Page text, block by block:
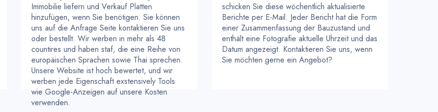
Immobilie liefern und Verkauf Platten
hinzufügen, wenn Sie benötigen. Sie können
uns auf die Anfrage Seite kontaktieren Sie uns
oder bestellt. Wir werben in mehr als 48
countires und haben staf, die eine Reihe von
europäischen Sprachen sowie Thai sprechen.
Unsere Website ist hoch bewertet, und wir
werben jede Eigenschaft exstensively Tools
wie Google-Anzeigen auf unsere Kosten
verwenden.
schicken Sie diese wöchentlich aktualisierte
Berichte per E-Mail. Jeder Bericht hat die Form
einer Zusammenfassung der Bauzustand und
enthält eine Fotografie aktuelle Uhrzeit und das
Datum angezeigt. Kontaktieren Sie uns, wenn
Sie möchten gerne ein Angebot?